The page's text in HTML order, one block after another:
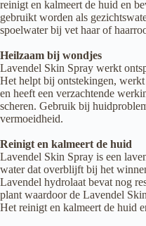
reinigt en kalmeert de huid en
gebruikt worden als
spoelwater bij vet haar of
Heilzaam bij wondjes
Lavendel Skin Spray werkt
Het helpt bij ontstekingen,
en heeft een verzachtende
scheren. Gebruik bij
vermoeidheid.
Reinigt en kalmeert de huid
Lavendel Skin Spray is een
water dat overblijft bij het
Lavendel hydrolaat bevat nog
plant waardoor de Lavendel
Het reinigt en kalmeert de huid